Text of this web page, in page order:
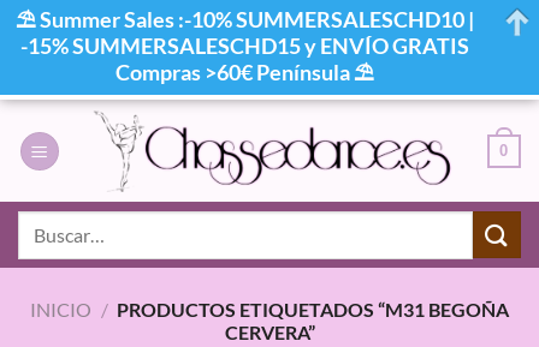
contenido
0
INICIO / PRODUCTOS ETIQUETADOS “M31 BEGOÑA
CERVERA”
⛱ Summer Sales :-10% SUMMERSALESCHD10 |
-15% SUMMERSALESCHD15 y ENVÍO GRATIS
Compras >60€ Península ⛱